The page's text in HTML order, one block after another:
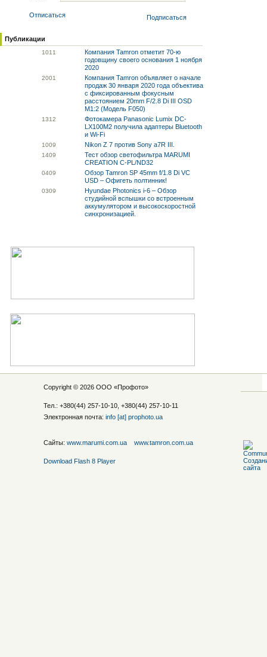
Отписаться Подписаться
Публикации
1011
Компания Tamron отметит 70-ю
годовщину своего основания 1 ноября
2020
2001
Компания Tamron объявляет о начале
продаж 30 января 2020 года объектива
с фиксированным фокусным
расстоянием 20mm F/2.8 Di III OSD
M1:2 (Модель F050)
1312
Фотокамера Panasonic Lumix DC-
LX100M2 получила адаптеры Bluetooth
и Wi-Fi
1009 Nikon Z 7 против Sony a7R III.
1409
Тест обзор светофильтра MARUMI
CREATION C-PL/ND32
0409
Обзор Tamron SP 45mm f/1.8 Di VC
USD – Офигеть полтинник!
0309
Hyundae Photonics i-6 – Обзор
студийной вспышки со встроенным
аккумулятором и высокоскоростной
синхронизацией.
Copyright © 2026 ООО «Профото»
Тел.: +380(44) 257-10-10, +380(44) 257-10-11
Электронная почта: info [at] prophoto.ua
Сайты: www.marumi.com.ua www.tamron.com.ua
Download Flash 8 Player